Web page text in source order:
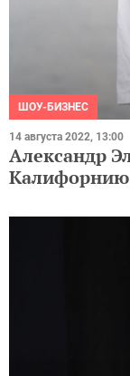
ШОУ-БИЗНЕС
14 августа 2022, 13:00
Александр
Калифорнию